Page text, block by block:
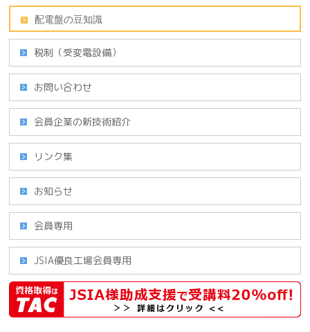
税制（受変電設備）
お問い合わせ
会員企業の新技術紹介
リンク集
お知らせ
会員専用
JSIA優良工場会員専用